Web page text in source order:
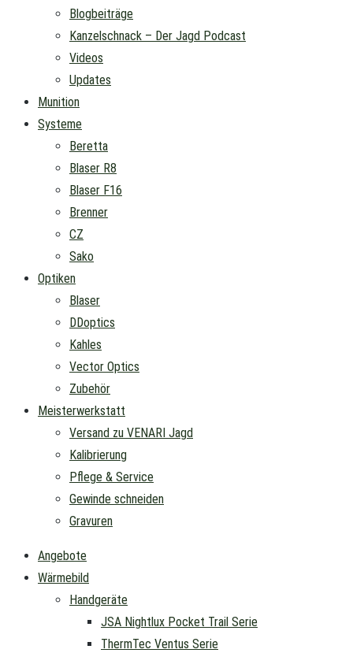
Blogbeiträge
Kanzelschnack – Der Jagd Podcast
Videos
Updates
Munition
Systeme
Beretta
Blaser R8
Blaser F16
Brenner
CZ
Sako
Optiken
Blaser
DDoptics
Kahles
Vector Optics
Zubehör
Meisterwerkstatt
Versand zu VENARI Jagd
Kalibrierung
Pflege & Service
Gewinde schneiden
Gravuren
Angebote
Wärmebild
Handgeräte
JSA Nightlux Pocket Trail Serie
ThermTec Ventus Serie